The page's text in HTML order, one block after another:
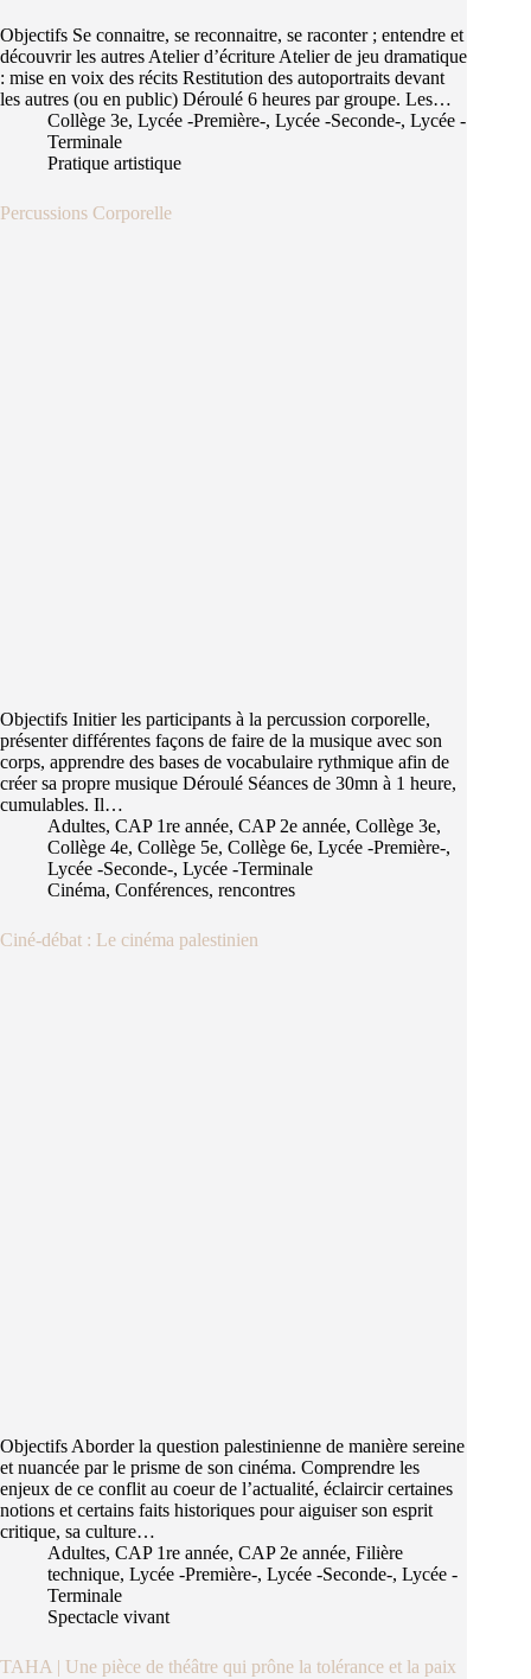
Objectifs Se connaitre, se reconnaitre, se raconter ; entendre et
découvrir les autres Atelier d’écriture Atelier de jeu dramatique
: mise en voix des récits Restitution des autoportraits devant
les autres (ou en public) Déroulé 6 heures par groupe. Les…
Collège 3e, Lycée -Première-, Lycée -Seconde-, Lycée -
Terminale
Pratique artistique
Percussions Corporelle
Objectifs Initier les participants à la percussion corporelle,
présenter différentes façons de faire de la musique avec son
corps, apprendre des bases de vocabulaire rythmique afin de
créer sa propre musique Déroulé Séances de 30mn à 1 heure,
cumulables. Il…
Adultes, CAP 1re année, CAP 2e année, Collège 3e,
Collège 4e, Collège 5e, Collège 6e, Lycée -Première-,
Lycée -Seconde-, Lycée -Terminale
Cinéma, Conférences, rencontres
Ciné-débat : Le cinéma palestinien
Objectifs Aborder la question palestinienne de manière sereine
et nuancée par le prisme de son cinéma. Comprendre les
enjeux de ce conflit au coeur de l’actualité, éclaircir certaines
notions et certains faits historiques pour aiguiser son esprit
critique, sa culture…
Adultes, CAP 1re année, CAP 2e année, Filière
technique, Lycée -Première-, Lycée -Seconde-, Lycée -
Terminale
Spectacle vivant
TAHA | Une pièce de théâtre qui prône la tolérance et la paix